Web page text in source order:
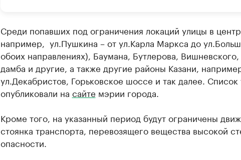
Среди попавших под ограничения локаций улицы в
например, ул.Пушкина – от ул.Карла Маркса до
обоих направлениях), Баумана, Бутлерова,
дамба и другие, а также другие районы Казани,
ул.Декабристов, Горьковское шоссе и так далее. Список
опубликовали на сайте мэрии города.
Кроме того, на указанный период будут ограничены
стоянка транспорта, перевозящего вещества высокой
опасности.